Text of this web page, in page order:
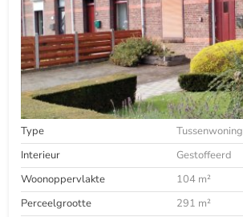
Type
Tussenwoning
Interieur
Gestoffeerd
Woonoppervlakte
104 m²
Perceelgrootte
291 m²